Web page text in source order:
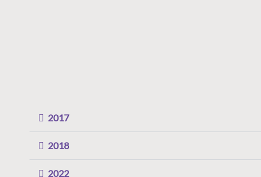
2017
2018
2022